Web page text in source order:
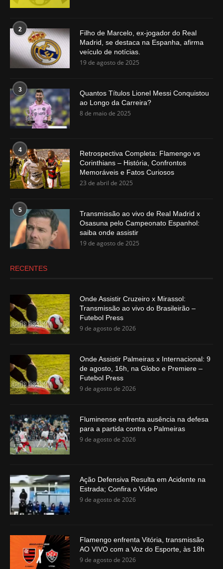
2
Filho de Marcelo, ex-jogador do Real
Madrid, se destaca na Espanha, afirma
veículo de notícias.
19 de agosto de 2025
3
Quantos Títulos Lionel Messi Conquistou
ao Longo da Carreira?
8 de maio de 2025
4
Retrospectiva Completa: Flamengo vs
Corinthians – História, Confrontos
Memoráveis e Fatos Curiosos
23 de abril de 2025
5
Transmissão ao vivo de Real Madrid x
Osasuna pelo Campeonato Espanhol:
saiba onde assistir
19 de agosto de 2025
RECENTES
Onde Assistir Cruzeiro x Mirassol:
Transmissão ao vivo do Brasileirão –
Futebol Press
9 de agosto de 2026
Onde Assistir Palmeiras x Internacional: 9
de agosto, 16h, na Globo e Premiere –
Futebol Press
9 de agosto de 2026
Fluminense enfrenta ausência na defesa
para a partida contra o Palmeiras
9 de agosto de 2026
Ação Defensiva Resulta em Acidente na
Estrada; Confira o Vídeo
9 de agosto de 2026
Flamengo enfrenta Vitória, transmissão
AO VIVO com a Voz do Esporte, às 18h
9 de agosto de 2026